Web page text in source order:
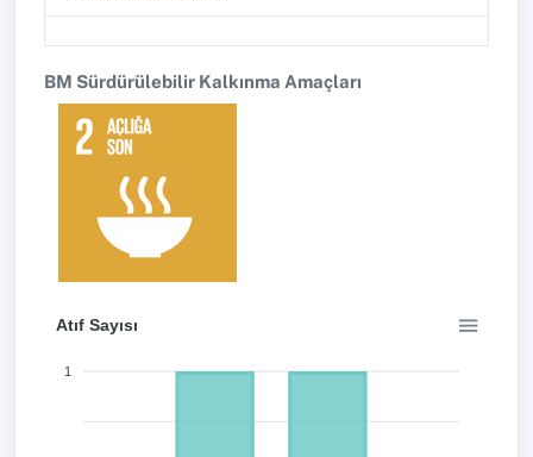
BM Sürdürülebilir Kalkınma Amaçları
Atıf Sayısı
1